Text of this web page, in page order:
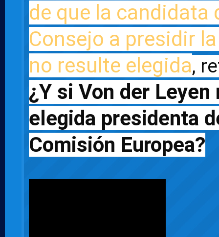
de que la candidata
Consejo a presidir
no resulte elegida
¿Y si Von der Leyen
elegida presidenta
Comisión Europea?